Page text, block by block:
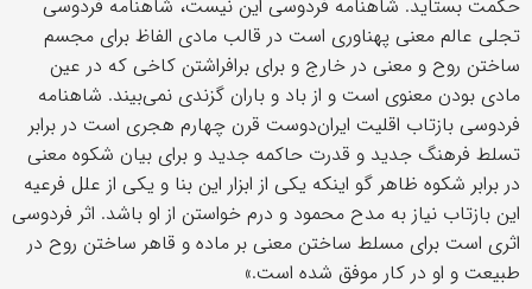
حکمت بستاید. شاهنامه فردوسی این نیست، شاهنامه فردوسی
تجلی عالم معنی پهناوری است در قالب مادی الفاظ برای مجسم
ساختن روح و معنی در خارج و برای برافراشتن کاخی که در عین
مادی بودن معنوی است و از باد و باران گزندی نمی‌بیند. شاهنامه
فردوسی بازتاب اقلیت ایران‌دوست قرن چهارم هجری است در برابر
تسلط فرهنگ جدید و قدرت حاکمه جدید و برای بیان شکوه معنی
در برابر شکوه ظاهر گو اینکه یکی از ابزار این بنا و یکی از علل فرعیه
این بازتاب نیاز به‌ مدح محمود و درم خواستن از او باشد. اثر فردوسی
اثری است برای مسلط ساختن معنی بر ماده و قاهر ساختن روح در
طبیعت و او در کار موفق شده است.»